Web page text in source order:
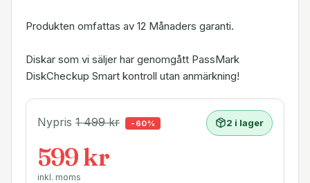
Produkten omfattas av 12 Månaders garanti.
Diskar som vi säljer har genomgått PassMark
DiskCheckup Smart kontroll utan anmärkning!
Nypris 1 499kr - 60% 2 i lager
599 kr
inkl. moms